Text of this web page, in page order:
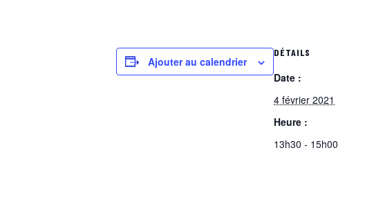
Ajouter au calendrier
DÉTAILS
Date :
4 février 2021
Heure :
13h30 - 15h00